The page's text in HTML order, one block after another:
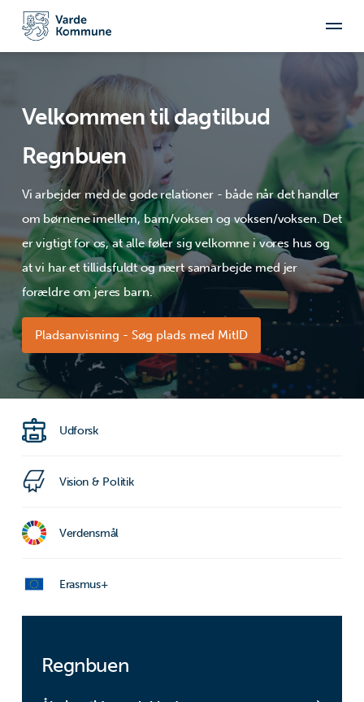
Velkommen til dagtilbud
Regnbuen
Vi arbejder med de gode relationer - både når det handler
om børnene imellem, barn/voksen og voksen/voksen. Det
er vigtigt for os, at alle føler sig velkomne i vores hus og
at vi har et tillidsfuldt og nært samarbejde med jer
forældre om jeres barn.
Pladsanvisning - Søg plads med MitID
Udforsk
Vision & Politik
Verdensmål
Erasmus+
Regnbuen